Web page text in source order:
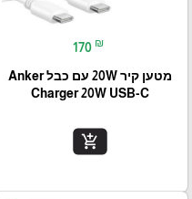
170 ₪
מטען קיר 20W עם כבל Anker
Charger 20W USB-C
add_shopping_cart